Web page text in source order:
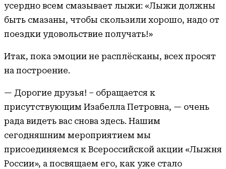
усердно всем смазывает лыжи: «Лыжи должны
быть смазаны, чтобы скользили хорошо, надо от
поездки удовольствие получать!»
Итак, пока эмоции не расплёсканы, всех просят
на построение.
— Дорогие друзья! – обращается к
присутствующим Изабелла Петровна, — очень
рада видеть вас снова здесь. Нашим
сегодняшним мероприятием мы
присоединяемся к Всероссийской акции «Лыжня
России», а посвящаем его, как уже стало